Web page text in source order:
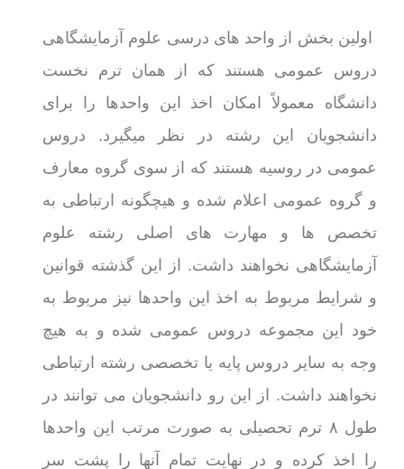
اولین بخش از واحد های درسی علوم آزمایشگاهی
دروس عمومی هستند که از همان ترم نخست
دانشگاه معمولاً امکان اخذ این واحدها را برای
دانشجویان این رشته در نظر میگیرد. دروس
عمومی در روسیه هستند که از سوی گروه معارف
و گروه عمومی اعلام شده و هیچگونه ارتباطی به
تخصص ها و مهارت های اصلی رشته علوم
آزمایشگاهی نخواهند داشت. از این گذشته قوانین
و شرایط مربوط به اخذ این واحدها نیز مربوط به
خود این مجموعه دروس عمومی شده و به هیچ
وجه به سایر دروس پایه یا تخصصی رشته ارتباطی
نخواهند داشت. از این رو دانشجویان می توانند در
طول ۸ ترم تحصیلی به صورت مرتب این واحدها
را اخذ کرده و در نهایت تمام آنها را پشت سر